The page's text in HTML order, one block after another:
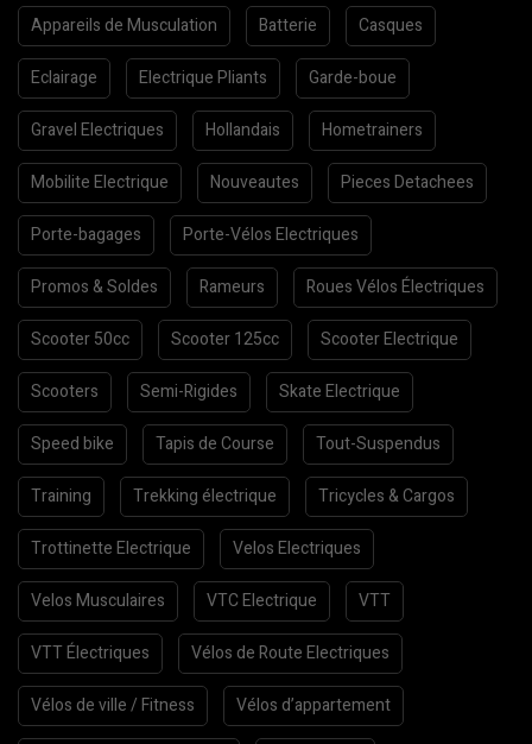
Appareils de Musculation Batterie Casques
Eclairage Electrique Pliants Garde-boue
Gravel Electriques Hollandais Hometrainers
Mobilite Electrique Nouveautes Pieces Detachees
Porte-bagages Porte-Vélos Electriques
Promos & Soldes Rameurs Roues Vélos Électriques
Scooter 50cc Scooter 125cc Scooter Electrique
Scooters Semi-Rigides Skate Electrique
Speed bike Tapis de Course Tout-Suspendus
Training Trekking électrique Tricycles & Cargos
Trottinette Electrique Velos Electriques
Velos Musculaires VTC Electrique VTT
VTT Électriques Vélos de Route Electriques
Vélos de ville / Fitness Vélos d’appartement